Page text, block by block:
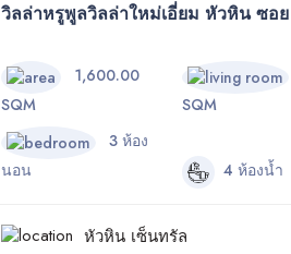
วิลล่าหรูพูลวิลล่าใหม่เอี่ยม หัวหิน ซอย
1,600.00
SQM
SQM
3 ห้อง
นอน
4 ห้องน้ำ
หัวหิน เซ็นทรัล